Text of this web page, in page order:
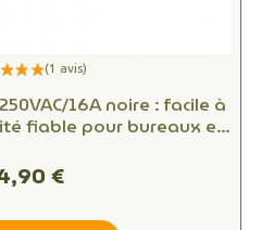
16A noire : facile à
fiable pour bureaux et
€